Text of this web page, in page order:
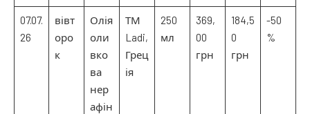
07.07.
26
вівт
оро
к
Олія
оли
вко
ва
нер
афін
ТМ
Ladi,
Грец
ія
250
мл
369,
00
грн
184,5
0
грн
-50
%